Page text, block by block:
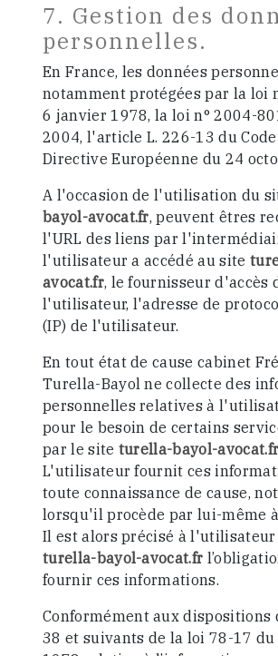
7. Gestion des
personnelles.
En France, les données
notamment protégées par la loi
6 janvier 1978, la loi n° 2004-
2004, l'article L. 226-13 du
Directive Européenne du 24
A l'occasion de l'utilisation du
bayol-avocat.fr, peuvent êtres
l'URL des liens par
l'utilisateur a accédé au site
avocat.fr, le fournisseur d'accès
l'utilisateur, l'adresse de
(IP) de l'utilisateur.
En tout état de cause cabinet
Turella-Bayol ne collecte des
personnelles relatives à
pour le besoin de certains
par le site turella-bayol-
L'utilisateur fournit ces
toute connaissance de cause,
lorsqu'il procède par lui-même
Il est alors précisé à
turella-bayol-avocat.fr
fournir ces informations.
Conformément aux dispositions
38 et suivants de la loi 78-17